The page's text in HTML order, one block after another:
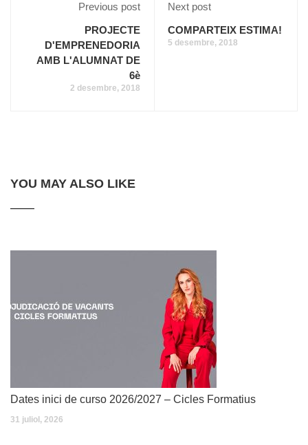
Previous post
PROJECTE
D'EMPRENEDORIA
AMB L'ALUMNAT DE
6è
2 desembre, 2018
Next post
COMPARTEIX ESTIMA!
5 desembre, 2018
YOU MAY ALSO LIKE
Dates inici de curso 2026/2027 – Cicles Formatius
31 juliol, 2026